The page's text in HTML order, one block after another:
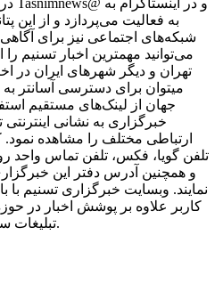
شبکه‌های اجتماعی نیز برای
می‌توانید مهمترین اخبار تسنیم
تهران و دیگر شهرهای ایران در
میتوان برای دسترسی آسانتر
جهان از لینک‌های مستقیم
خبرگزاری به نشانی
ارتباطی مختلف را مشاهده نمود.
تلفن گویا، فکس، تلفن تماس واحد
و همچنین آدرس دفتر این
کاربر علاوه بر پوشش اخبار در
تبلیغات سایر کسب‌وکارها نیز می‌پردازد.